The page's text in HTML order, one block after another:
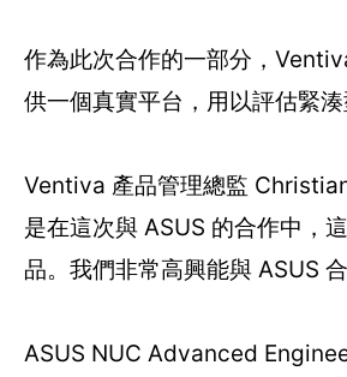
作為此次合作的一部分，
供一個真實平台，用以評估緊
Ventiva 產品管理總監
是在這次與 ASUS 的合作中，
品。我們非常高興能與 ASUS
ASUS NUC Advanced